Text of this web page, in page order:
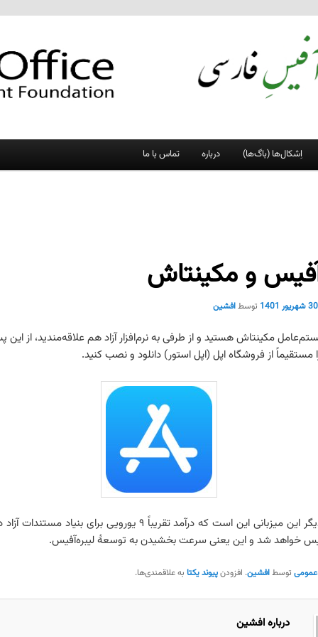
اِشکال‌ها (باگ‌ها) درباره تماس با ما
و مکینتاش
30 شهریور 1401 توسطافشین
مکینتاش هستید و از طرفی به نرم‌افزار آزاد هم علاقه‌مندید، از این
مستقیماً از فروشگاه اپل (اپل استور) دانلود و نصب کنید.
یک خوبی دیگر این میزبانی این است که درآمد تقریباً ۹ یورویی برای
خواهد شد و این یعنی سرعت بخشیدن به توسعهٔ لیبره‌آفیس.
عمومیتوسطافشین. افزودنپیوند یکتابه علاقمندی‌ها.
درباره افشین